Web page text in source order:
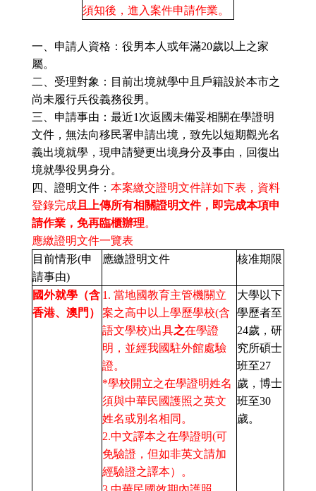
須知後，進入案件申請作業。
一、申請人資格：役男本人或年滿20歲以上之家
屬。
二、受理對象：目前出境就學中且戶籍設於本市之
尚未履行兵役義務役男。
三、申請事由：最近1次返國未備妥相關在學證明
文件，無法向移民署申請出境，致先以短期觀光名
義出境就學，現申請變更出境身分及事由，回復出
境就學役男身分。
四、證明文件： 本案繳交證明文件詳如下表，資料
登錄完成 且上傳所有相關證明文件，即完成本項申
請作業，免再臨櫃辦理。
應繳證明文件一覽表
目前情形(申
請事由)
應繳證明文件 核准期限
國外就學（含
香港、澳門）
1. 當地國教育主管機關立
案之高中以上學歷學校(含
語文學校)出具之在學證
明，並經我國駐外館處驗
證。
*學校開立之在學證明姓名
須與中華⺠國護照之英文
姓名或別名相同。
2.中文譯本之在學證明(可
免驗證，但如非英文請加
經驗證之譯本）。
大學以下
學歷者至
24歲，研
究所碩士
班至27
歲，博士
班至30
歲。